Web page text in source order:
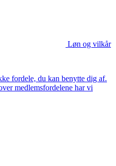
Løn og vilkår
fordele, du kan benytte dig af.
medlemsfordelene har vi